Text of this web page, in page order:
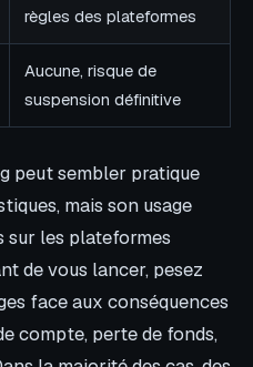
règles des plateformes
Aucune, risque de
suspension définitive
peut sembler pratique
mais son usage
sur les plateformes
de vous lancer, pesez
face aux conséquences
compte, perte de fonds,